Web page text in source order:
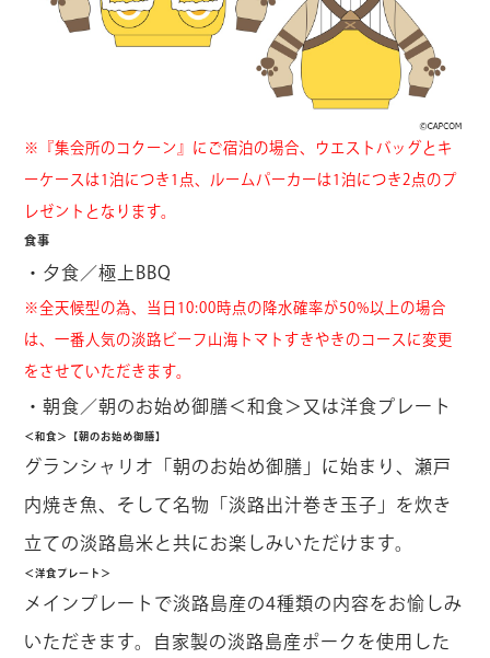
※『集会所のコクーン』にご宿泊の場合、ウエストバッグとキ
ーケースは1泊につき1点、ルームパーカーは1泊につき2点のプ
レゼントとなります。
食事
・夕食／極上BBQ
※全天候型の為、当日10:00時点の降水確率が50%以上の場合
は、一番人気の淡路ビーフ山海トマトすきやきのコースに変更
をさせていただきます。
・朝食／朝のお始め御膳＜和食＞又は洋食プレート
＜和食＞【朝のお始め御膳】
グランシャリオ「朝のお始め御膳」に始まり、瀬戸
内焼き魚、そして名物「淡路出汁巻き玉子」を炊き
立ての淡路島米と共にお楽しみいただけます。
＜洋食プレート＞
メインプレートで淡路島産の4種類の内容をお愉しみ
いただきます。自家製の淡路島産ポークを使用した